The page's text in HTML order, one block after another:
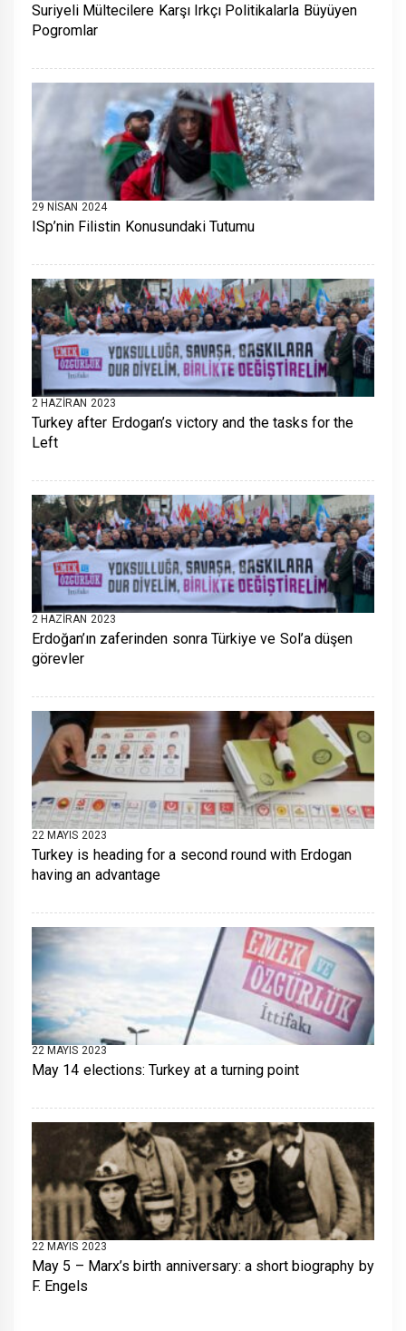
Suriyeli Mültecilere Karşı Irkçı Politikalarla Büyüyen
Pogromlar
29 NISAN 2024
ISp’nin Filistin Konusundaki Tutumu
2 HAZIRAN 2023
Turkey after Erdogan’s victory and the tasks for the
Left
2 HAZIRAN 2023
Erdoğan’ın zaferinden sonra Türkiye ve Sol’a düşen
görevler
22 MAYIS 2023
Turkey is heading for a second round with Erdogan
having an advantage
22 MAYIS 2023
May 14 elections: Turkey at a turning point
22 MAYIS 2023
May 5 – Marx’s birth anniversary: a short biography by
F. Engels